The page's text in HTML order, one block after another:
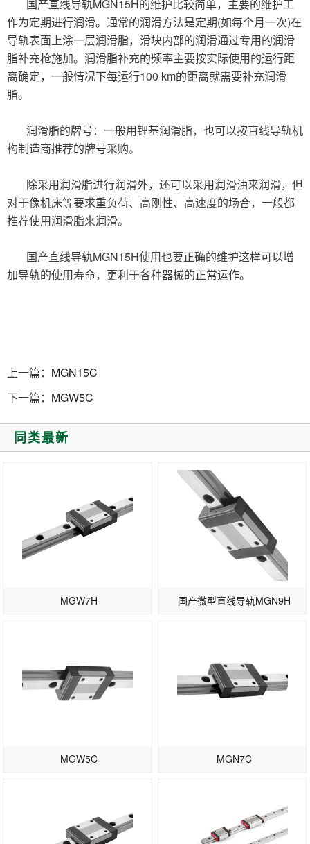
国产直线导轨MGN15H的维护比较简单，主要的维护工
作为定期进行润滑。通常的润滑方法是定期(如每个月一次)在
导轨表面上涂一层润滑脂，滑块内部的润滑通过专用的润滑
脂补充枪施加。润滑脂补充的频率主要按实际使用的运行距
离确定，一般情况下每运行100 km的距离就需要补充润滑
脂。
润滑脂的牌号：一般用锂基润滑脂，也可以按直线导轨机
构制造商推荐的牌号采购。
除采用润滑脂进行润滑外，还可以采用润滑油来润滑，但
对于像机床等要求重负荷、高刚性、高速度的场合，一般都
推荐使用润滑脂来润滑。
国产直线导轨MGN15H使用也要正确的维护这样可以增
加导轨的使用寿命，更利于各种器械的正常运作。
上一篇： MGN15C
下一篇： MGW5C
同类最新
MGW7H 国产微型直线导轨MGN9H
MGW5C MGN7C